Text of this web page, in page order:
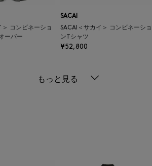
＞ コンビネーショ
ーバー
SACAI
SACAI＜サカイ＞ コンビネーショ
ンTシャツ
¥52,800
もっと見る